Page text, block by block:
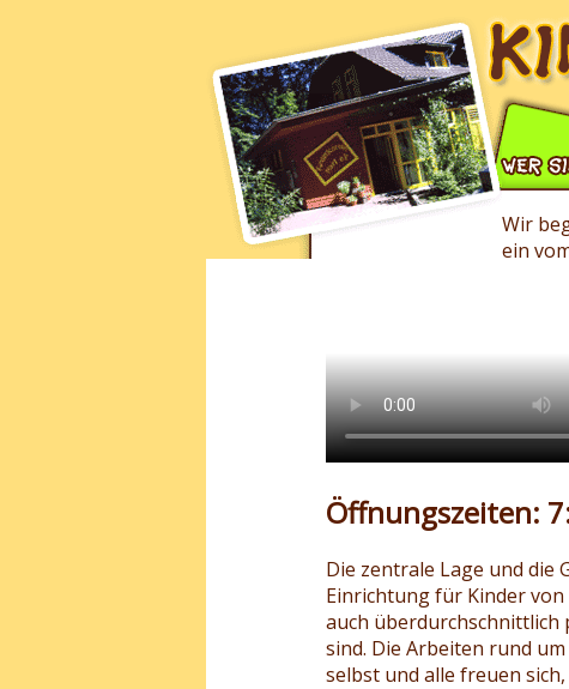
Wir
ein
Öffnungszeiten:
Die zentrale Lage und die
Einrichtung für Kinder
auch
sind. Die Arbeiten rund
selbst und alle freuen